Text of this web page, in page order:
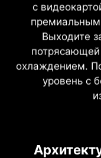
с
Выходите
охлаждением.
уровень с